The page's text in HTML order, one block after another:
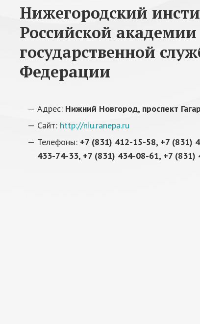
Нижегородский
Российской
государственной
Федерации
Адрес: Нижний Новгород, проспект
Сайт: http://niu.ranepa.ru
Телефоны: +7 (831) 412-15-58, +7 (831)
433-74-33, +7 (831) 434-08-61, +7 (831)